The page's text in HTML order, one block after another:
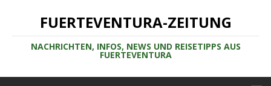
FUERTEVENTURA-ZEITUNG
NACHRICHTEN, INFOS, NEWS UND REISETIPPS AUS
FUERTEVENTURA